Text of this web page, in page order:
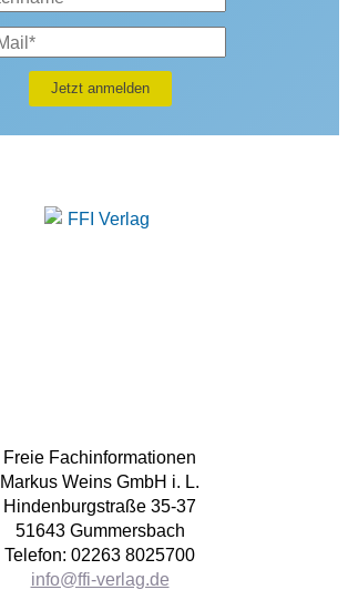
Freie Fachinformationen
Markus Weins GmbH i. L.
Hindenburgstraße 35-37
51643 Gummersbach
Telefon: 02263 8025700
info@ffi-verlag.de